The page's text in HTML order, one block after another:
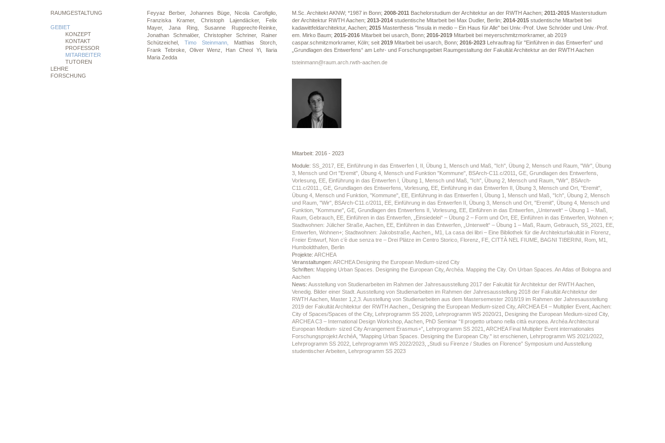
RAUMGESTALTUNG
GEBIET
KONZEPT
KONTAKT
PROFESSOR
MITARBEITER
TUTOREN
LEHRE
FORSCHUNG
Feyyaz Berber, Johannes Büge, Nicola Carofiglio,
Franziska Kramer, Christoph Lajendäcker,
Felix
Mayer,Jana Ring,Susanne Rupprecht-Reinke,
Jonathan Schmalöer, Christopher Schriner,
Rainer
Schützeichel, Timo Steinmann,
Matthias Storch,
Frank Tebroke, Oliver Wenz, Han Cheol Yi,
Ilaria
Maria Zedda
M.Sc. Architekt AKNW; *1987 in Bonn; 2008-2011 Bachelorstudium der Architektur an der RWTH Aachen; 2011-2015Masterstudium
der Architektur RWTH Aachen; 2013-2014studentische Mitarbeit bei Max Dudler, Berlin; 2014-2015studentische Mitarbeit bei
kadawittfeldarchitektur, Aachen; 2015Masterthesis "Insula in medio – Ein Haus für Alle" bei Univ.-Prof. Uwe Schröder und Univ.-Prof.
em. Mirko Baum; 2015-2016 Mitarbeit bei usarch, Bonn; 2016-2019Mitarbeit bei meyerschmitzmorkramer, ab 2019
caspar.schmitzmorkramer, Köln; seit 2019 Mitarbeit bei usarch, Bonn; 2016-2023Lehrauftrag für "Einführen in das Entwerfen" und
„Grundlagen des Entwerfens“ am Lehr- und Forschungsgebiet Raumgestaltung der Fakultät Architektur an der RWTH Aachen
tsteinmann@raum.arch.rwth-aachen.de
Mitarbeit: 2016 - 2023
Module: SS_2017, EE, Einführung in das Entwerfen I, II, Übung 1, Mensch und Maß, "Ich", Übung 2, Mensch und Raum, "Wir", Übung
3, Mensch und Ort "Eremit", Übung 4, Mensch und Funktion "Kommune", BSArch-C11.c/2011
GE, Grundlagen des Entwerfens,
Vorlesung, EE, Einführung in das Entwerfen I, Übung 1, Mensch und Maß, "Ich", Übung 2, Mensch und Raum, "Wir", BSArch-
C11.c/2011.
GE, Grundlagen des Entwerfens, Vorlesung, EE, Einführung in das Entwerfen II, Übung 3, Mensch und Ort, "Eremit",
Übung 4, Mensch und Funktion, "Kommune", EE, Einführung in das Entwerfen I, Übung 1, Mensch und Maß, "Ich", Übung 2, Mensch
und Raum, "Wir", BSArch-C11.c/2011
EE, Einführung in das Entwerfen II, Übung 3, Mensch und Ort, "Eremit", Übung 4, Mensch und
Funktion, "Kommune", GE, Grundlagen des Entwerfens II, Vorlesung, EE, Einführen in das Entwerfen, „Unterwelt“ – Übung 1 – Maß,
Raum, Gebrauch, EE, Einführen in das Entwerfen, „Einsiedelei“ – Übung 2 – Form und Ort, EE, Einführen in das Entwerfen, Wohnen +;
Stadtwohnen: Jülicher Straße, Aachen, EE, Einführen in das Entwerfen, „Unterwelt“ – Übung 1 – Maß, Raum, Gebrauch, SS_2021, EE,
Entwerfen, Wohnen+; Stadtwohnen: Jakobstraße, Aachen,
M1, La casa dei libri – Eine Bibliothek für die Architekturfakultät in Florenz
Freier Entwurf, Non c’è due senza tre – Drei Plätze im Centro Storico, Florenz
FE, CITTÀ NEL FIUME, BAGNI TIBERINI, Rom, M1,
Humboldthafen, Berlin
Projekte: ARCHEA
Veranstaltungen: ARCHEA Designing the European Medium-sized City
Schriften: Mapping Urban Spaces. Designing the European City, Archéa. Mapping the City. On Urban Spaces. An Atlas of Bologna and
Aachen
News: Ausstellung von Studienarbeiten im Rahmen der Jahresausstellung 2017 der Fakultät für Architektur der RWTH Aachen,
Venedig. Bilder einer Stadt. Ausstellung von Studienarbeiten im Rahmen der Jahresausstellung 2018 der Fakultät Architektur der
RWTH Aachen, Master 1,2,3. Ausstellung von Studienarbeiten aus dem Mastersemester 2018/19 im Rahmen der Jahresausstellung
2019 der Fakultät Architektur der RWTH Aachen.
Designing the European Medium-sized City, ARCHEA E4 – Multiplier Event, Aachen:
City of Spaces/Spaces of the City, Lehrprogramm SS 2020, Lehrprogramm WS 2020/21
Designing the European Medium-sized City,
ARCHEA C3 – International Design Workshop, Aachen, PhD Seminar “Il progetto urbano nella città europea. Archéa Architectural
European Medium- sized City Arrangement Erasmus+”, Lehrprogramm SS 2021 ARCHEA Final Multiplier Event internationales
Forschungsprojekt ArchéA, "Mapping Urban Spaces. Designing the European City." ist erschienen, Lehrprogramm WS 2021/2022,
Lehrprogramm SS 2022, Lehrprogramm WS 2022/2023,
„Studi su Firenze / Studies on Florence” Symposium und Ausstellung
studentischer Arbeiten, Lehrprogramm SS 2023